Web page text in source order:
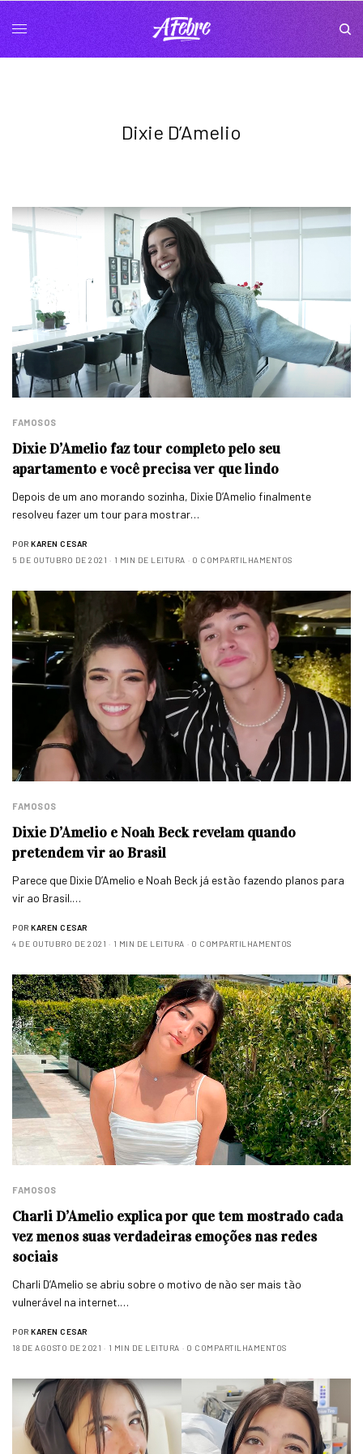
Dixie D’Amelio
FAMOSOS
Dixie D’Amelio faz tour completo pelo seu
apartamento e você precisa ver que lindo
Depois de um ano morando sozinha, Dixie D’Amelio finalmente
resolveu fazer um tour para mostrar…
POR KAREN CESAR
5 DE OUTUBRO DE 2021
1 MIN DE LEITURA 0 COMPARTILHAMENTOS
FAMOSOS
Dixie D’Amelio e Noah Beck revelam quando
pretendem vir ao Brasil
Parece que Dixie D’Amelio e Noah Beck já estão fazendo planos para
vir ao Brasil.…
POR KAREN CESAR
4 DE OUTUBRO DE 2021
1 MIN DE LEITURA 0 COMPARTILHAMENTOS
FAMOSOS
Charli D’Amelio explica por que tem mostrado cada
vez menos suas verdadeiras emoções nas redes
sociais
Charli D’Amelio se abriu sobre o motivo de não ser mais tão
vulnerável na internet.…
POR KAREN CESAR
18 DE AGOSTO DE 2021
1 MIN DE LEITURA 0 COMPARTILHAMENTOS